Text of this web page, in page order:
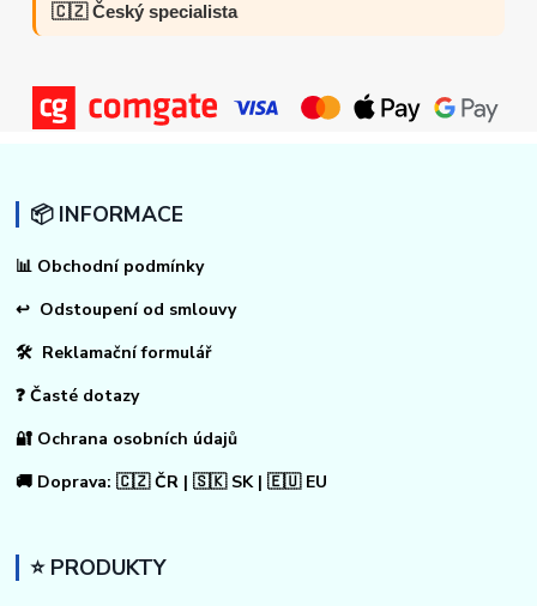
🇨🇿 Český specialista
📦 INFORMACE
📊 Obchodní podmínky
↩ Odstoupení od smlouvy
🛠 Reklamační formulář
❓ Časté dotazy
🔐 Ochrana osobních údajů
🚚 Doprava: 🇨🇿 ČR | 🇸🇰 SK | 🇪🇺 EU
⭐ PRODUKTY